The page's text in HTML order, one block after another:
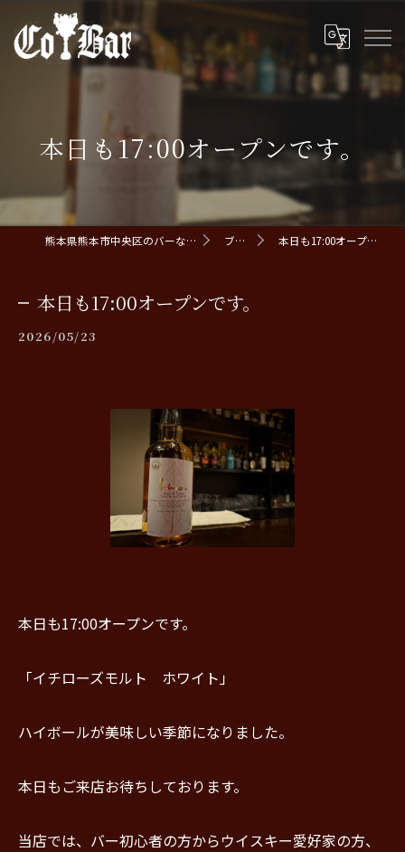
本日も17:00オープンです。
熊本県熊本市中央区のバーならCoBar ブログ 本日も17:00オープンです。
本日も17:00オープンです。
2026/05/23
本日も17:00オープンです。
「イチローズモルト ホワイト」
ハイボールが美味しい季節になりました。
本日もご来店お待ちしております。
当店では、バー初心者の方からウイスキー愛好家の方、